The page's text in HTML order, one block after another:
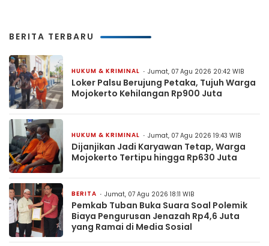
BERITA TERBARU
HUKUM & KRIMINAL Jumat, 07 Agu 2026 20:42 WIB
Loker Palsu Berujung Petaka, Tujuh Warga
Mojokerto Kehilangan Rp900 Juta
HUKUM & KRIMINAL Jumat, 07 Agu 2026 19:43 WIB
Dijanjikan Jadi Karyawan Tetap, Warga
Mojokerto Tertipu hingga Rp630 Juta
BERITA Jumat, 07 Agu 2026 18:11 WIB
Pemkab Tuban Buka Suara Soal Polemik
Biaya Pengurusan Jenazah Rp4,6 Juta
yang Ramai di Media Sosial